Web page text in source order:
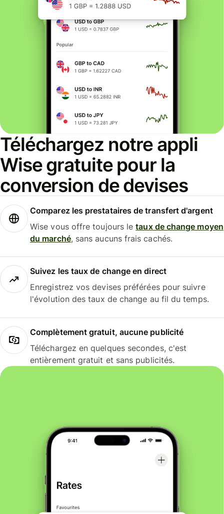
Téléchargez notre appli
Wise gratuite pour la
conversion de devises
Comparez les prestataires de transfert d'argent
Wise vous offre toujours letaux de change moyen
du marché, sans aucuns frais cachés.
Suivez les taux de change en direct
Enregistrez vos devises préférées pour suivre
l'évolution des taux de change au fil du temps.
Complètement gratuit, aucune publicité
Téléchargez en quelques secondes, c'est
entièrement gratuit et sans publicités.